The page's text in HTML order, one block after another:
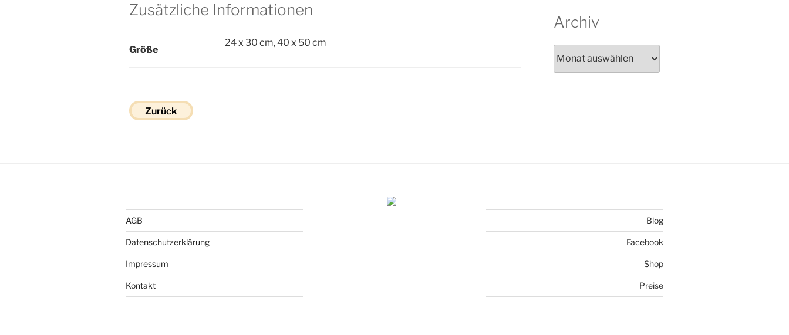
Zusätzliche Informationen
Größe
24 x 30 cm, 40 x 50 cm
Zurück
Archiv
AGB
Datenschutzerklärung
Impressum
Kontakt
Blog
Facebook
Shop
Preise